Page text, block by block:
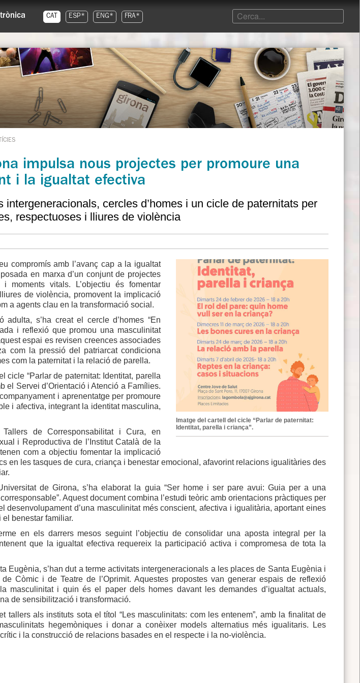
CAT ESP* ENG* FRA*
impulsa nous projectes per promoure una
i la igualtat efectiva
cercles d’homes i un cicle de paternitats per
respectuoses i lliures de violència
Imatge del cartell del cicle “Parlar de paternitat:
Identitat, parella i criança”.
compromís amb l’avanç cap a la igualtat
en marxa d’un conjunt de projectes
moments vitals. L’objectiu és fomentar
de violència, promovent la implicació
a agents clau en la transformació social.
adulta, s’ha creat el cercle d’homes “En
i reflexió que promou una masculinitat
espai es revisen creences associades
com la pressió del patriarcat condiciona
com la paternitat i la relació de parella.
cicle “Parlar de paternitat: Identitat, parella
el Servei d’Orientació i Atenció a Famílies.
i aprenentatge per promoure
i afectiva, integrant la identitat masculina,
Tallers de Corresponsabilitat i Cura, en
i Reproductiva de l’Institut Català de la
com a objectiu fomentar la implicació
en les tasques de cura, criança i benestar emocional, afavorint relacions igualitàries des
de Girona, s’ha elaborat la guia “Ser home i ser pare avui: Guia per a una
Aquest document combina l’estudi teòric amb orientacions pràctiques per
desenvolupament d’una masculinitat més conscient, afectiva i igualitària, aportant eines
benestar familiar.
en els darrers mesos seguint l’objectiu de consolidar una aposta integral per la
que la igualtat efectiva requereix la participació activa i compromesa de tota la
Eugènia, s’han dut a terme activitats intergeneracionals a les places de Santa Eugènia i
Còmic i de Teatre de l’Oprimit. Aquestes propostes van generar espais de reflexió
masculinitat i quin és el paper dels homes davant les demandes d’igualtat actuals,
de sensibilització i transformació.
tallers als instituts sota el títol “Les masculinitats: com les entenem”, amb la finalitat de
hegemòniques i donar a conèixer models alternatius més igualitaris. Les
i la construcció de relacions basades en el respecte i la no-violència.